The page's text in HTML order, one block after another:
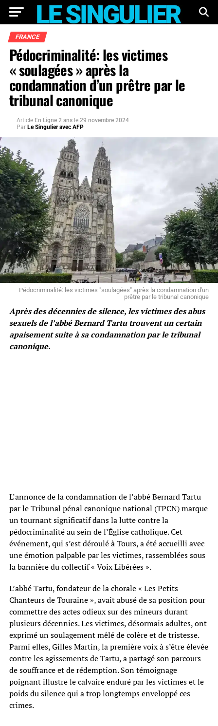
FRANCE
Pédocriminalité: les victimes
« soulagées » après la
condamnation d’un prêtre par le
tribunal canonique
Article En Ligne 2 ans le 29 novembre 2024
Par Le Singulier avec AFP
Pédocriminalité: les victimes "soulagées" après la condamnation d'un
prêtre par le tribunal canonique
Après des décennies de silence, les victimes des abus
sexuels de l’abbé Bernard Tartu trouvent un certain
apaisement suite à sa condamnation par le tribunal
canonique.
L’annonce de la condamnation de l’abbé Bernard Tartu
par le Tribunal pénal canonique national (TPCN) marque
un tournant significatif dans la lutte contre la
pédocriminalité au sein de l’Église catholique. Cet
événement, qui s’est déroulé à Tours, a été accueilli avec
une émotion palpable par les victimes, rassemblées sous
la bannière du collectif « Voix Libérées ».
L’abbé Tartu, fondateur de la chorale « Les Petits
Chanteurs de Touraine », avait abusé de sa position pour
commettre des actes odieux sur des mineurs durant
plusieurs décennies. Les victimes, désormais adultes, ont
exprimé un soulagement mêlé de colère et de tristesse.
Parmi elles, Gilles Martin, la première voix à s’être élevée
contre les agissements de Tartu, a partagé son parcours
de souffrance et de rédemption. Son témoignage
poignant illustre le calvaire enduré par les victimes et le
poids du silence qui a trop longtemps enveloppé ces
crimes.